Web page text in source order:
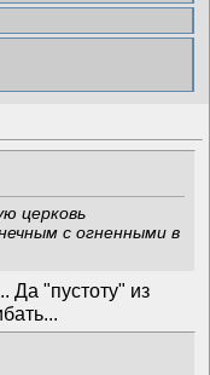
церковь
с огненными в
Да "пустоту" из